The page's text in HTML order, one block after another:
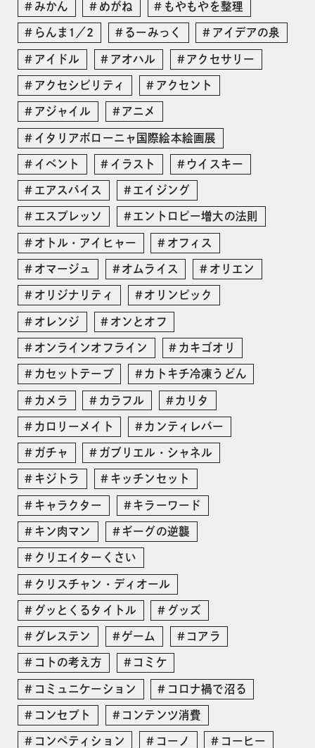
みかん めがね もやもやを整理
らんま1／2 るーみっく アイデアの泉
アイドル アオハル アクセサリー
アクセシビリティ アクセント
アジャイル アニメ
イタリアボローニャ国際絵本絵画展
イベント イラスト ウイスキー
エアスパイス エイジング
エスプレッソ エントロピー増大の法則
オトル・アイヒャー オフィス
オマージュ オムライス オリエン
オリジナリティ オリンピック
オレンジ オンとオフ
オンラインオフライン カキゴオリ
カセットテープ カトキチ冷凍うどん
カメラ カラフル カリタ
カロリーメイト カンティレバー
ガチャ ガブリエル・シャネル
キジトラ キッチンセット
キャラクター キラーワード
キン肉マン ギーグの逆襲
クリエイターくさい
クリスチャン・ディオール
グッとくるタイトル グッズ
グレステン ゲーム コアラ
コトの考え方 コミケ
コミュニケーション コロナ禍で沼る
コンセプト コンテンツ消費
コンペティション コーノ コーヒー